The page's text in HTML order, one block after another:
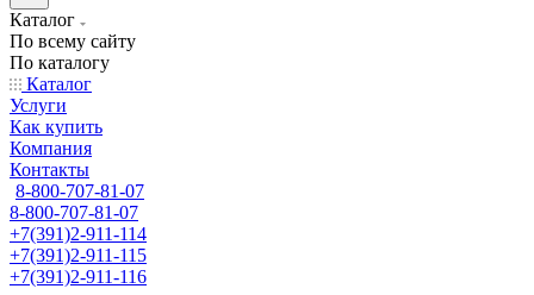
Каталог
По всему сайту
По каталогу
Каталог
Услуги
Как купить
Компания
Контакты
8-800-707-81-07
8-800-707-81-07
+7(391)2-911-114
+7(391)2-911-115
+7(391)2-911-116